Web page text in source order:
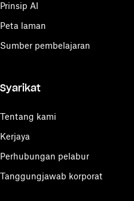
Prinsip AI
Peta laman
Sumber pembelajaran
Syarikat
Tentang kami
Kerjaya
Perhubungan pelabur
Tanggungjawab korporat